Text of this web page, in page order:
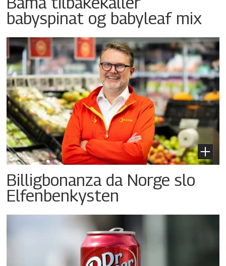
babyspinat og babyleaf mix
Billigbonanza da Norge slo
Elfenbenkysten